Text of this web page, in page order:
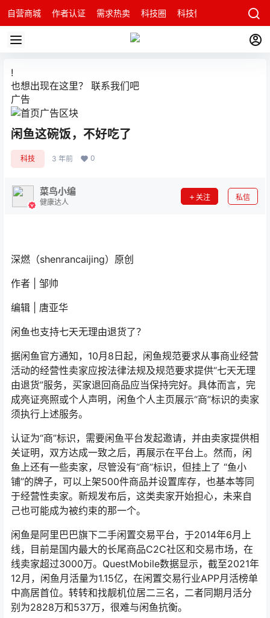
自营商城 作者认证 需求热卖 科技圈 科技快讯 智能科技问
!
也想出现在这里？ 联系我们吧
广告
闲鱼这碗饭，不好吃了
科技 3 年前 0
菜鸟小编
健康达人
关注 私信
深燃（shenrancaijing）原创
作者 | 邹帅
编辑 | 唐亚华
闲鱼也支持七天无理由退货了？
据闲鱼官方通知，10月8日起，闲鱼规范要求从事商业经营
活动的经营性卖家应按法律法规及规范要求提供“七天无理
由退货”服务，买家退回商品应当保持完好。具体而言，完
成亮证亮照或个人声明，闲鱼个人主页展示“商”标识的卖家
须执行上述服务。
认证为“商”标识，需要闲鱼平台发起邀请，并由卖家提供相
关证明，双方达成一致之后，再展示在平台上。然而，闲
鱼上还有一些卖家，尽管没有“商”标识，但挂上了 “鱼小
铺”的牌子，可以上架500件商品并设置库存，也基本等同
于经营性卖家。新规发布后，这类卖家开始担心，未来自
己也可能成为被约束的那一个。
闲鱼是阿里巴巴旗下二手闲置交易平台，于2014年6月上
线，目前是国内最大的长尾商品C2C社区和交易市场，在
线卖家超过3000万。QuestMobile数据显示，截至2021年
12月，闲鱼月活量为1.15亿，在闲置交易行业APP月活榜单
中高居首位。转转和找靓机位居二三名，二者同期月活分
别为2828万和537万，很难与闲鱼抗衡。